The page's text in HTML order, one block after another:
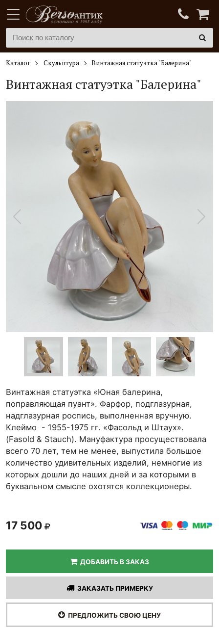
Каталог Скульптура Винтажная статуэтка "Балерина"
Винтажная статуэтка "Балерина"
Винтажная статуэтка «Юная балерина,
поправляющая пуант». Фарфор, подглазурная,
надглазурная роспись, выполненная вручную.
Клеймо - 1955-1975 гг. «Фасольд и Штаух».
(Fasold & Stauch). Мануфактура просуществовала
всего 70 лет, тем не менее, выпустила большое
количество удивительных изделий, немногие из
которых дошли до наших дней и за которыми в
буквальном смысле охотятся коллекционеры.
17 500
ДОБАВИТЬ В ЗАКАЗ
ЗАКАЗАТЬ ПРИМЕРКУ
ПРЕДЛОЖИТЬ СВОЮ ЦЕНУ